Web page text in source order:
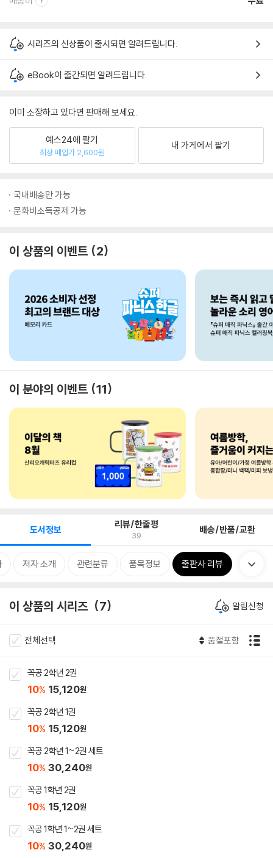
시리즈의 신상품이 출시되면 알려드립니다.
eBook이 출간되면 알려드립니다.
이미 소장하고 있다면 판매해 보세요.
예스24에 팔기
최상 매입가 2,600원
내 가게에서 팔기
국내배송만 가능
문화비소득공제 가능
이 상품의 이벤트 2
이 분야의 이벤트 11
도서정보 리뷰/한줄평
39 배송/반품/교환
저자 소개 관련분류 품목정보 출판사 리뷰
이 상품의 시리즈 7 알림신청
전체선택 품절포함
꼭공 2학년 2권
10% 15,120원
꼭공 2학년 1권
10% 15,120원
꼭공 2학년 1~2권 세트
10% 30,240원
꼭공 1학년 2권
10% 15,120원
꼭공 1학년 1~2권 세트
10% 30,240원